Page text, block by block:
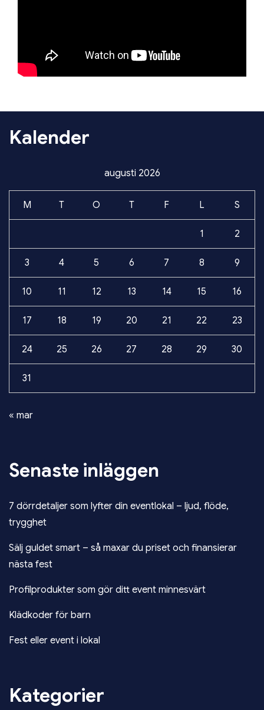
Kalender
augusti 2026
M T O T F L S
1 2
3 4 5 6 7 8 9
10 11 12 13 14 15 16
17 18 19 20 21 22 23
24 25 26 27 28 29 30
31
« mar
Senaste inläggen
7 dörrdetaljer som lyfter din eventlokal – ljud, flöde,
trygghet
Sälj guldet smart – så maxar du priset och finansierar
nästa fest
Profilprodukter som gör ditt event minnesvärt
Klädkoder för barn
Fest eller event i lokal
Kategorier